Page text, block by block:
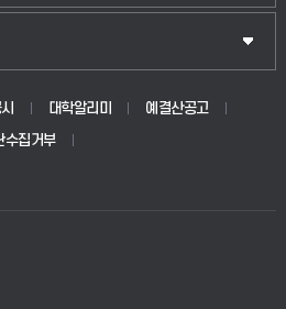
심화)
심화)
대학알리미
예결산공고
수집거부